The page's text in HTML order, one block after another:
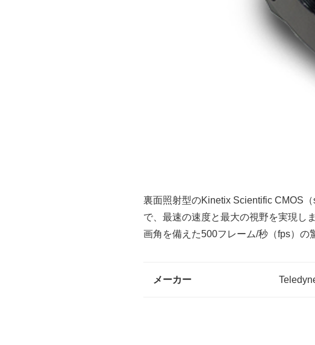
裏面照射型のKinetix Scientific CMOS
で、最速の速度と最大の視野を実現し
画角を備えた500フレーム/秒（fps）の
メーカー